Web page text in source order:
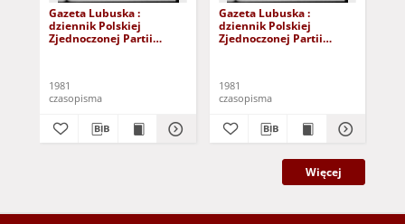
Gazeta Lubuska :
dziennik Polskiej
Zjednoczonej Partii
Wyd. A
1981
czasopisma
Gazeta Lubuska :
dziennik Polskiej
Zjednoczonej Partii
Wyd. A
1981
czasopisma
Więcej